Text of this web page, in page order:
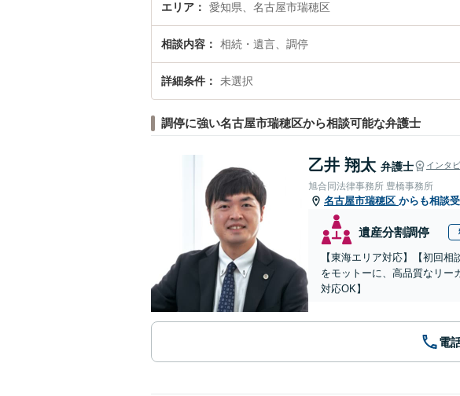
エリア 愛知県、名古屋市瑞穂区
相談内容 相続・遺言、調停
詳細条件 未選択
調停に強い名古屋市瑞穂区から相談可能な弁護士
乙井 翔太 弁護士 インタ
旭合同法律事務所 豊橋事務所
名古屋市瑞穂区 からも相談
遺産分割調停
【東海エリア対応】【初回
をモットーに、高品質なリー
対応OK】
電